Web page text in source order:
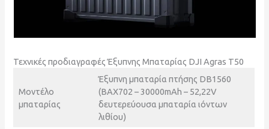
Τεχνικές προδιαγραφές Έξυπνης Μπαταρίας DJI Agras T50
Μοντέλο
μπαταρίας
Έξυπνη μπαταρία πτήσης DB1560
(BAX702 – 30000mAh – 52,22V
δευτερεύουσα μπαταρία ιόντων
λιθίου)